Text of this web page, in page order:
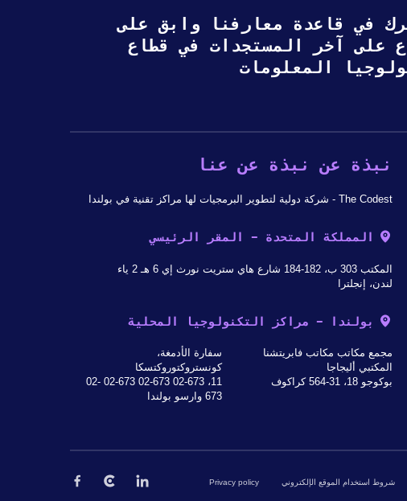
في قاعدة معارفنا وابق على
على آخر المستجدات في قطاع
المعلومات
نبذة عن نبذة عن عنا
The Codest - شركة دولية لتطوير البرمجيات لها مراكز تقنية في بولندا
المملكة المتحدة - المقر الرئيسي
المكتب 303 ب، 182-184 شارع هاي ستريت نورث إي 6 هـ 2 ياء
لندن، إنجلترا
بولندا - مراكز التكنولوجيا المحلية
مجمع مكاتب مكاتب فابريتشنا
المكتبي أليجاجا
بوكوجو 18، 31-564 كراكوف
سفارة الأدمغة،
كونستروكتوروكتسكا
11، 02-673 02-673 02-673 02-
673 وارسو بولندا
Privacy policy شروط استخدام الموقع الإلكتروني